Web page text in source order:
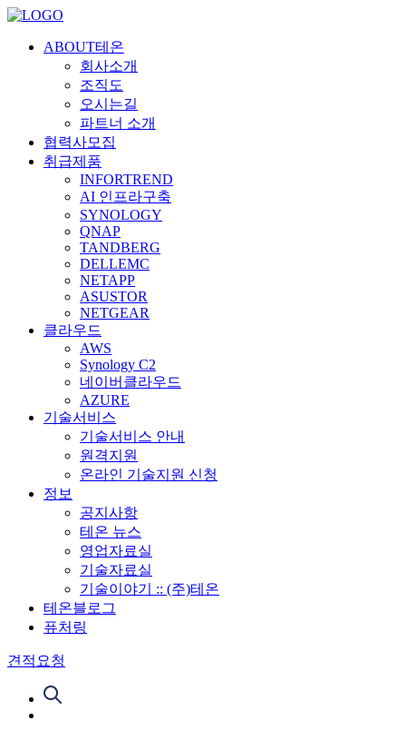
ABOUT테온
회사소개
조직도
오시는길
파트너 소개
협력사모집
취급제품
INFORTREND
AI 인프라구축
SYNOLOGY
QNAP
TANDBERG
DELLEMC
NETAPP
ASUSTOR
NETGEAR
클라우드
AWS
Synology C2
네이버클라우드
AZURE
기술서비스
기술서비스 안내
원격지원
온라인 기술지원 신청
정보
공지사항
테온 뉴스
영업자료실
기술자료실
기술이야기 :: (주)테온
테온블로그
퓨처링
견적요청